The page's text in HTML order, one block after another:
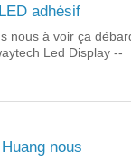
adhésif
nous à voir ça
Led Display --
nous